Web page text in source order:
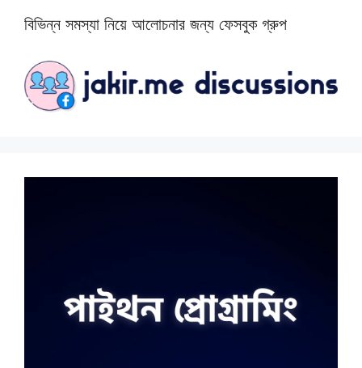
বিভিন্ন সমস্যা নিয়ে আলোচনার জন্য ফেসবুক গ্রুপ